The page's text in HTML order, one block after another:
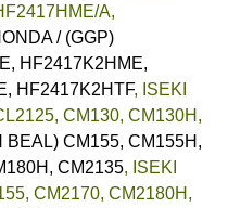
A,
/ (GGP)
HF2417K2HME,
HF2417K2HTF, ISEKI
CM130, CM130H,
BEAL) CM155, CM155H,
CM2135, ISEKI
CM2170, CM2180H,